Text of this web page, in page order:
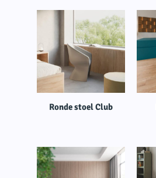
Ronde stoel Club